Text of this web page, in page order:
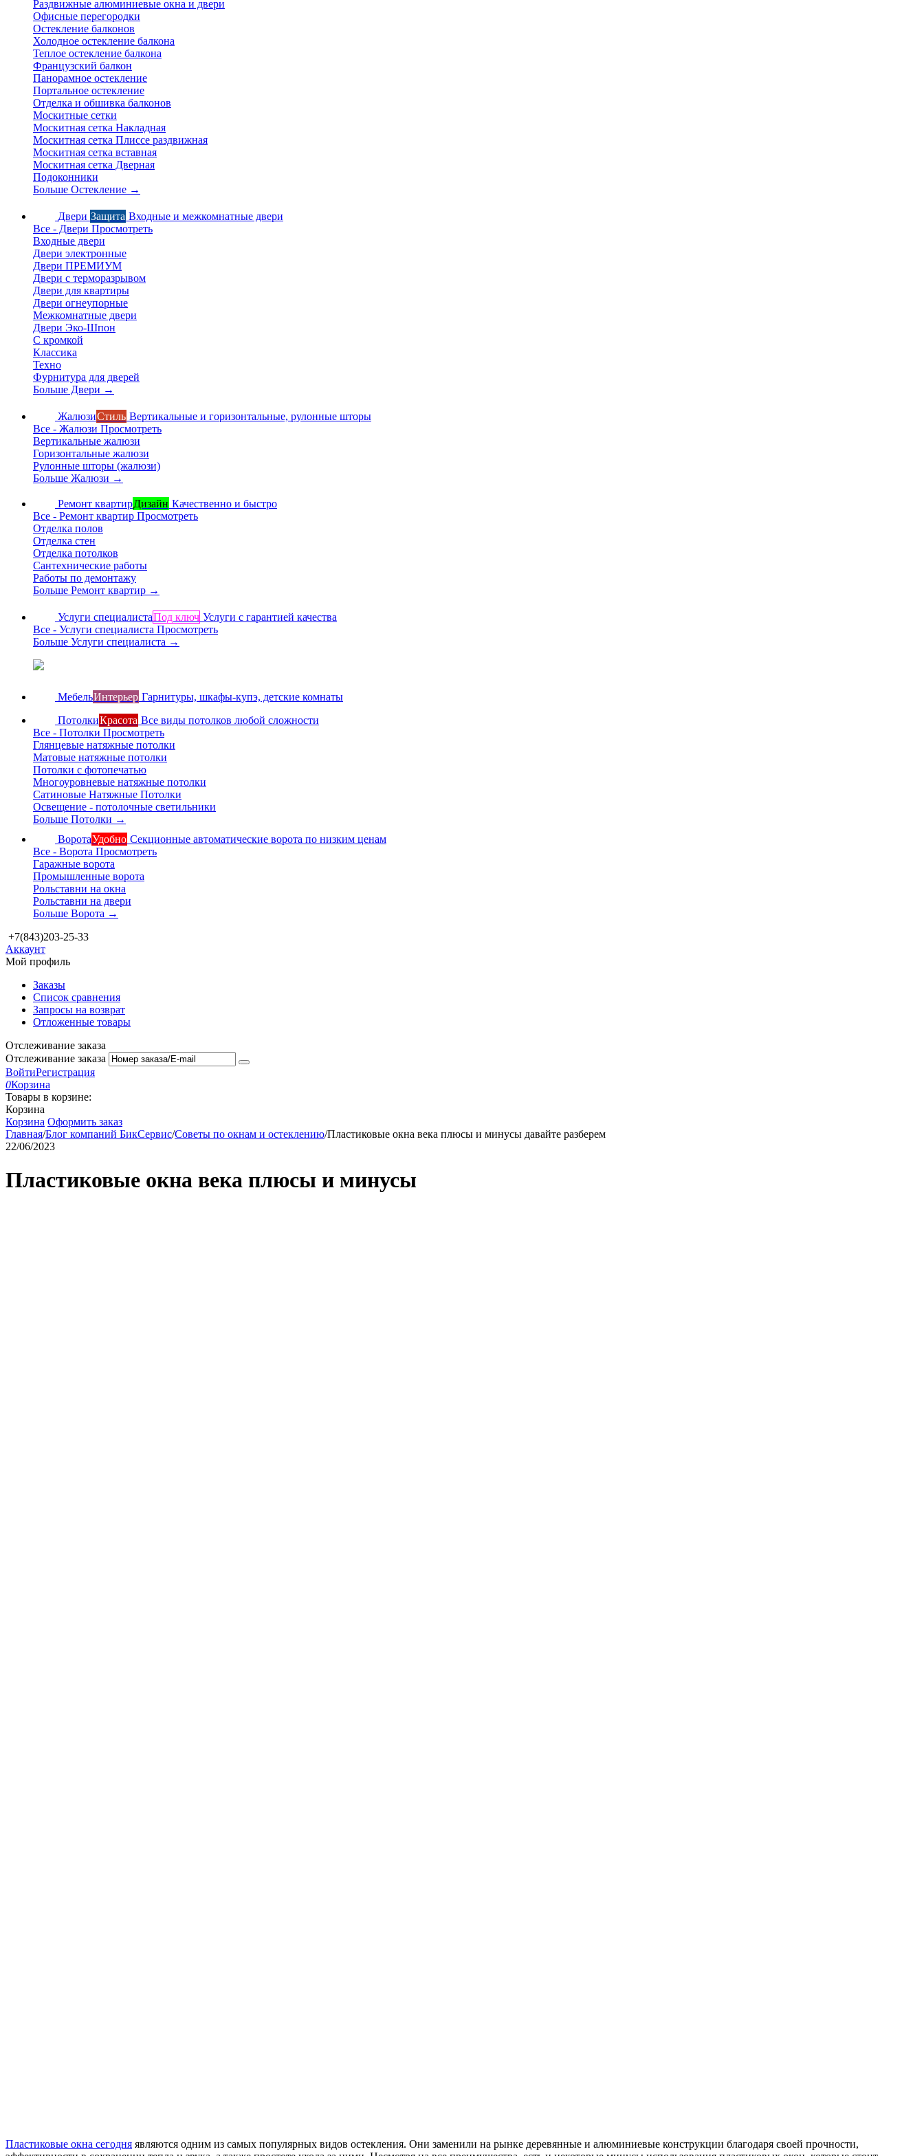
Раздвижные алюминиевые окна и двери
Офисные перегородки
Остекление балконов
Холодное остекление балкона
Теплое остекление балкона
Французский балкон
Панорамное остекление
Портальное остекление
Отделка и обшивка балконов
Москитные сетки
Москитная сетка Накладная
Москитная сетка Плиссе раздвижная
Москитная сетка вставная
Москитная сетка Дверная
Подоконники
Больше Остекление →
Двери Защита Входные и межкомнатные двери
Все - Двери Просмотреть
Входные двери
Двери электронные
Двери ПРЕМИУМ
Двери с терморазрывом
Двери для квартиры
Двери огнеупорные
Межкомнатные двери
Двери Эко-Шпон
С кромкой
Классика
Техно
Фурнитура для дверей
Больше Двери →
ЖалюзиСтиль Вертикальные и горизонтальные, рулонные шторы
Все - Жалюзи Просмотреть
Вертикальные жалюзи
Горизонтальные жалюзи
Рулонные шторы (жалюзи)
Больше Жалюзи →
Ремонт квартирДизайн Качественно и быстро
Все - Ремонт квартир Просмотреть
Отделка полов
Отделка стен
Отделка потолков
Сантехнические работы
Работы по демонтажу
Больше Ремонт квартир →
Услуги специалистаПод ключ Услуги с гарантией качества
Все - Услуги специалиста Просмотреть
Больше Услуги специалиста →
МебельИнтерьер Гарнитуры, шкафы-купэ, детские комнаты
ПотолкиКрасота Все виды потолков любой сложности
Все - Потолки Просмотреть
Глянцевые натяжные потолки
Матовые натяжные потолки
Потолки с фотопечатью
Многоуровневые натяжные потолки
Сатиновые Натяжные Потолки
Освещение - потолочные светильники
Больше Потолки →
ВоротаУдобно Секционные автоматические ворота по низким ценам
Все - Ворота Просмотреть
Гаражные ворота
Промышленные ворота
Рольставни на окна
Рольставни на двери
Больше Ворота →
+7(843)203-25-33
Аккаунт
Мой профиль
Заказы
Список сравнения
Запросы на возврат
Отложенные товары
Отслеживание заказа
Отслеживание заказа
ВойтиРегистрация
0Корзина
Товары в корзине:
Корзина
Корзина Оформить заказ
Главная/Блог компаний БикСервис/Советы по окнам и остеклению/Пластиковые окна века плюсы и минусы давайте разберем
22/06/2023
Пластиковые окна века плюсы и минусы
Пластиковые окна сегодня являются одним из самых популярных видов остекления. Они заменили на рынке деревянные и алюминиевые конструкции благодаря своей прочности,